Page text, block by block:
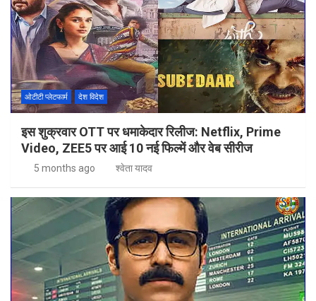
ओटीटी प्लेटफार्म देश विदेश
इस शुक्रवार OTT पर धमाकेदार रिलीज: Netflix, Prime
Video, ZEE5 पर आई 10 नई फिल्में और वेब सीरीज
5 months ago श्वेता यादव